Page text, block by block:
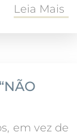
Leia Mais
em vez de